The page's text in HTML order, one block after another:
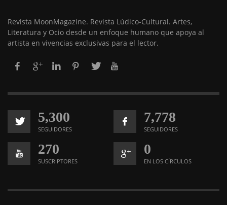
Revista MoonMagazine. Revista Lúdico-Cultural. Artes,
Literatura y Ocio desde un enfoque humano que apoya al
artista en vivencias exclusivas para el lector.
5,300
SEGUIDORES
7,778
SEGUIDORES
270
SUSCRIPTORES
0
EN LOS CÍRCULOS